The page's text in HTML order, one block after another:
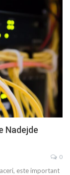
Nadejde
0
este important